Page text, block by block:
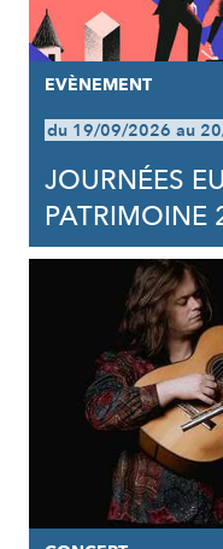
EVÈNEMENT
du 19/09/2026 au
JOURNÉES
PATRIMOINE